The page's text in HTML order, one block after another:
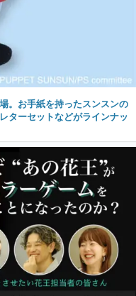
。お手紙を持ったスンスンの
ターセットなどがラインナッ